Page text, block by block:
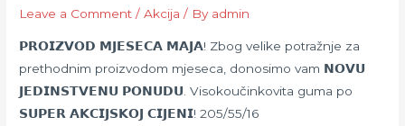
Leave a Comment /Akcija / By admin
𝗣𝗥𝗢𝗜𝗭𝗩𝗢𝗗 𝗠𝗝𝗘𝗦𝗘𝗖𝗔 𝗠𝗔𝗝𝗔! Zbog velike potražnje za
prethodnim proizvodom mjeseca, donosimo vam 𝗡𝗢𝗩𝗨
𝗝𝗘𝗗𝗜𝗡𝗦𝗧𝗩𝗘𝗡𝗨 𝗣𝗢𝗡𝗨𝗗𝗨. Visokoučinkovita guma po
𝗦𝗨𝗣𝗘𝗥 𝗔𝗞𝗖𝗜𝗝𝗦𝗞𝗢𝗝 𝗖𝗜𝗝𝗘𝗡𝗜! 205/55/16